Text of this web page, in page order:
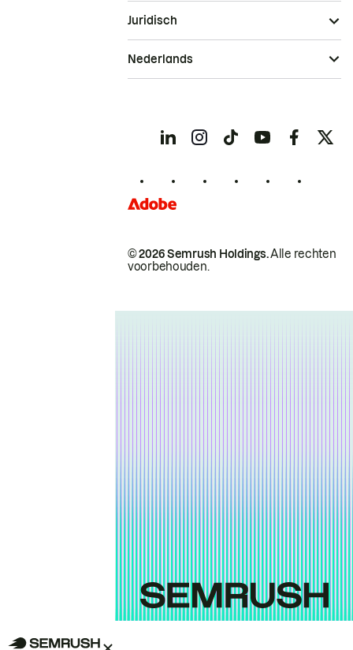
© 2026 Semrush Holdings.Alle rechten
voorbehouden.
Juridisch
Nederlands